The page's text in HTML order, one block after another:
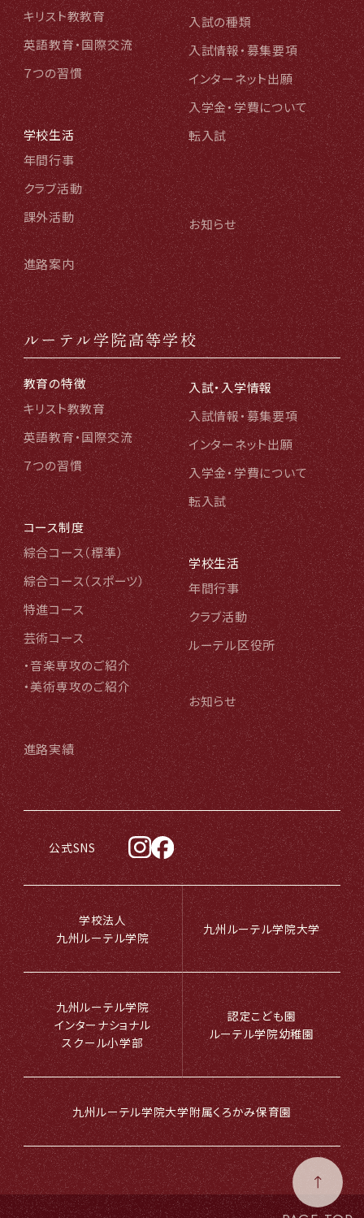
キリスト教教育
英語教育・国際交流
７つの習慣
学校生活
年間行事
クラブ活動
課外活動
進路案内
入試の種類
入試情報・募集要項
インターネット出願
入学金・学費について
転入試
お知らせ
ルーテル学院高等学校
教育の特徴
キリスト教教育
英語教育・国際交流
７つの習慣
コース制度
綜合コース（標準）
綜合コース（スポーツ）
特進コース
芸術コース
・音楽専攻のご紹介
・美術専攻のご紹介
進路実績
入試・入学情報
入試情報・募集要項
インターネット出願
入学金・学費について
転入試
学校生活
年間行事
クラブ活動
ルーテル区役所
お知らせ
公式SNS
学校法人
九州ルーテル学院
九州ルーテル学院大学
九州ルーテル学院
インターナショナル
スクール小学部
認定こども園
ルーテル学院幼稚園
九州ルーテル学院大学附属くろかみ保育園